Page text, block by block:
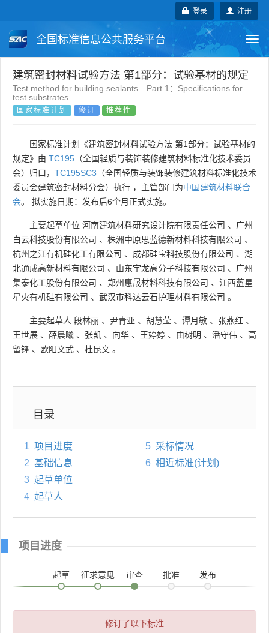
注册
登录
全国标准信息公共服务平台
国家标准 行业标准 地方标准
团体标准
建筑密封材料试验方法 第1部分：试验基材的规定
Test method for building sealants—Part 1：Specifications for
test substrates
国家标准计划 修订 推荐性
国家标准计划《建筑密封材料试验方法 第1部分：试验基材的
规定》由 TC195 （全国轻质与装饰装修建筑材料标准化技术委员
会）归口， TC195SC3 （全国轻质与装饰装修建筑材料标准化技术
委员会建筑密封材料分会）执行 ，主管部门为中国建筑材料联合
会。 拟实施日期：发布后6个月正式实施。
主要起草单位 河南建筑材料研究设计院有限责任公司 、 广州
白云科技股份有限公司 、 株洲中原思蓝德新材料科技有限公司 、
杭州之江有机硅化工有限公司 、 成都硅宝科技股份有限公司 、 湖
北通成高新材料有限公司 、 山东宇龙高分子科技有限公司 、 广州
集泰化工股份有限公司 、 郑州惠晟材料科技有限公司 、 江西蓝星
星火有机硅有限公司 、 武汉市科达云石护理材料有限公司 。
主要起草人 段林丽 、 尹青亚 、 胡慧莹 、 谭月敏 、 张燕红 、
王世展 、 薛晨曦 、 张凯 、 向华 、 王婷婷 、 由树明 、 潘守伟 、 高
留锋 、 欧阳文武 、 杜昆文 。
目录
1 项目进度
2 基础信息
3 起草单位
4 起草人
5 采标情况
6 相近标准(计划)
项目进度
起草 征求意见 审查 批准 发布
修订了以下标准